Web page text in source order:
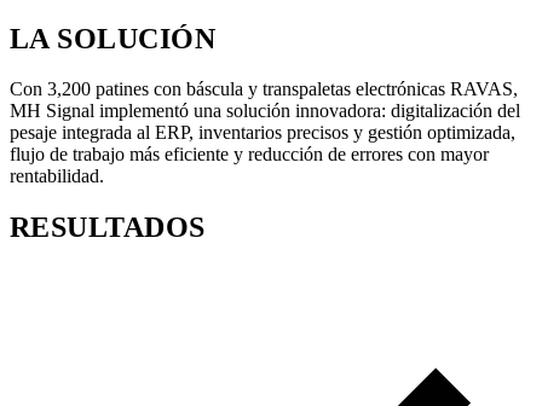
LA SOLUCIÓN
Con 3,200 patines con báscula y transpaletas electrónicas RAVAS,
MH Signal implementó una solución innovadora: digitalización del
pesaje integrada al ERP, inventarios precisos y gestión optimizada,
flujo de trabajo más eficiente y reducción de errores con mayor
rentabilidad.
RESULTADOS